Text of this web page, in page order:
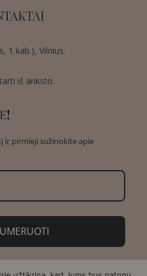
1 kab.), Vilnius.
iš anksto.
!
ir pirmieji sužinokite apie